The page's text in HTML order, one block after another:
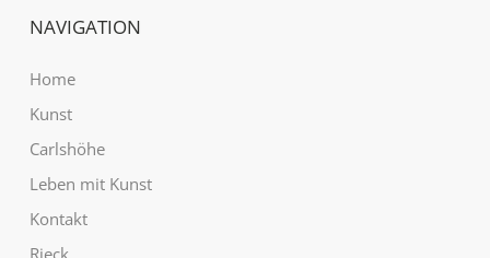
NAVIGATION
Home
Kunst
Carlshöhe
Leben mit Kunst
Kontakt
Rieck